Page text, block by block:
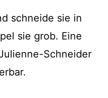
schneide sie in
sie grob. Eine
Schneider